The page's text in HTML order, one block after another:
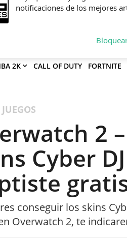
Deja que Gfinity Digital Network
2K CALL OF DUTY FORTNITE
2
Cyber
conseguir los skins
Overwatch 2, te